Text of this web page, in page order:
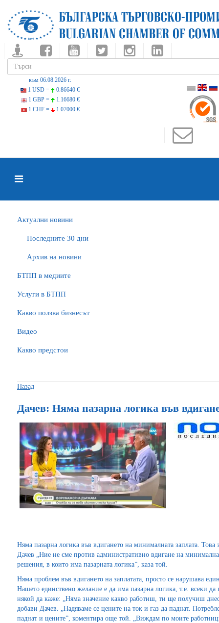
към 06.08.2026 г.
1 USD =
0.86640 €
1 GBP =
1.16680 €
1 CHF =
1.07000 €
Актуални новини
Последните 30 дни
Архив на новини
БTПП в медиите
Услуги в БТПП
Какво ползва бизнесът
Видео
Какво предстои
Назад
Дачев: Няма пазарна логика във
Няма пазарна логика във вдигането на минималната заплата.
Дачев „Ние не сме против административно вдигане на
решения, в които има пазарната логика”, каза той.
Няма проблем във вдигането на заплатата, просто се нарушава
Нашето единствено желание е да има пазарна логика, т.е. всеки
някой да каже: „Няма значение какво работиш, ти ще получиш
добави Дачев. „Надяваме се цените на ток и газ да паднат.
паднат и цените”, коментира още той. „Виждам по моите